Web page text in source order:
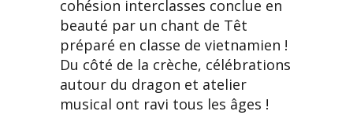
cohésion interclasses conclue en
beauté par un chant de Têt
préparé en classe de vietnamien !
Du côté de la crèche, célébrations
autour du dragon et atelier
musical ont ravi tous les âges !